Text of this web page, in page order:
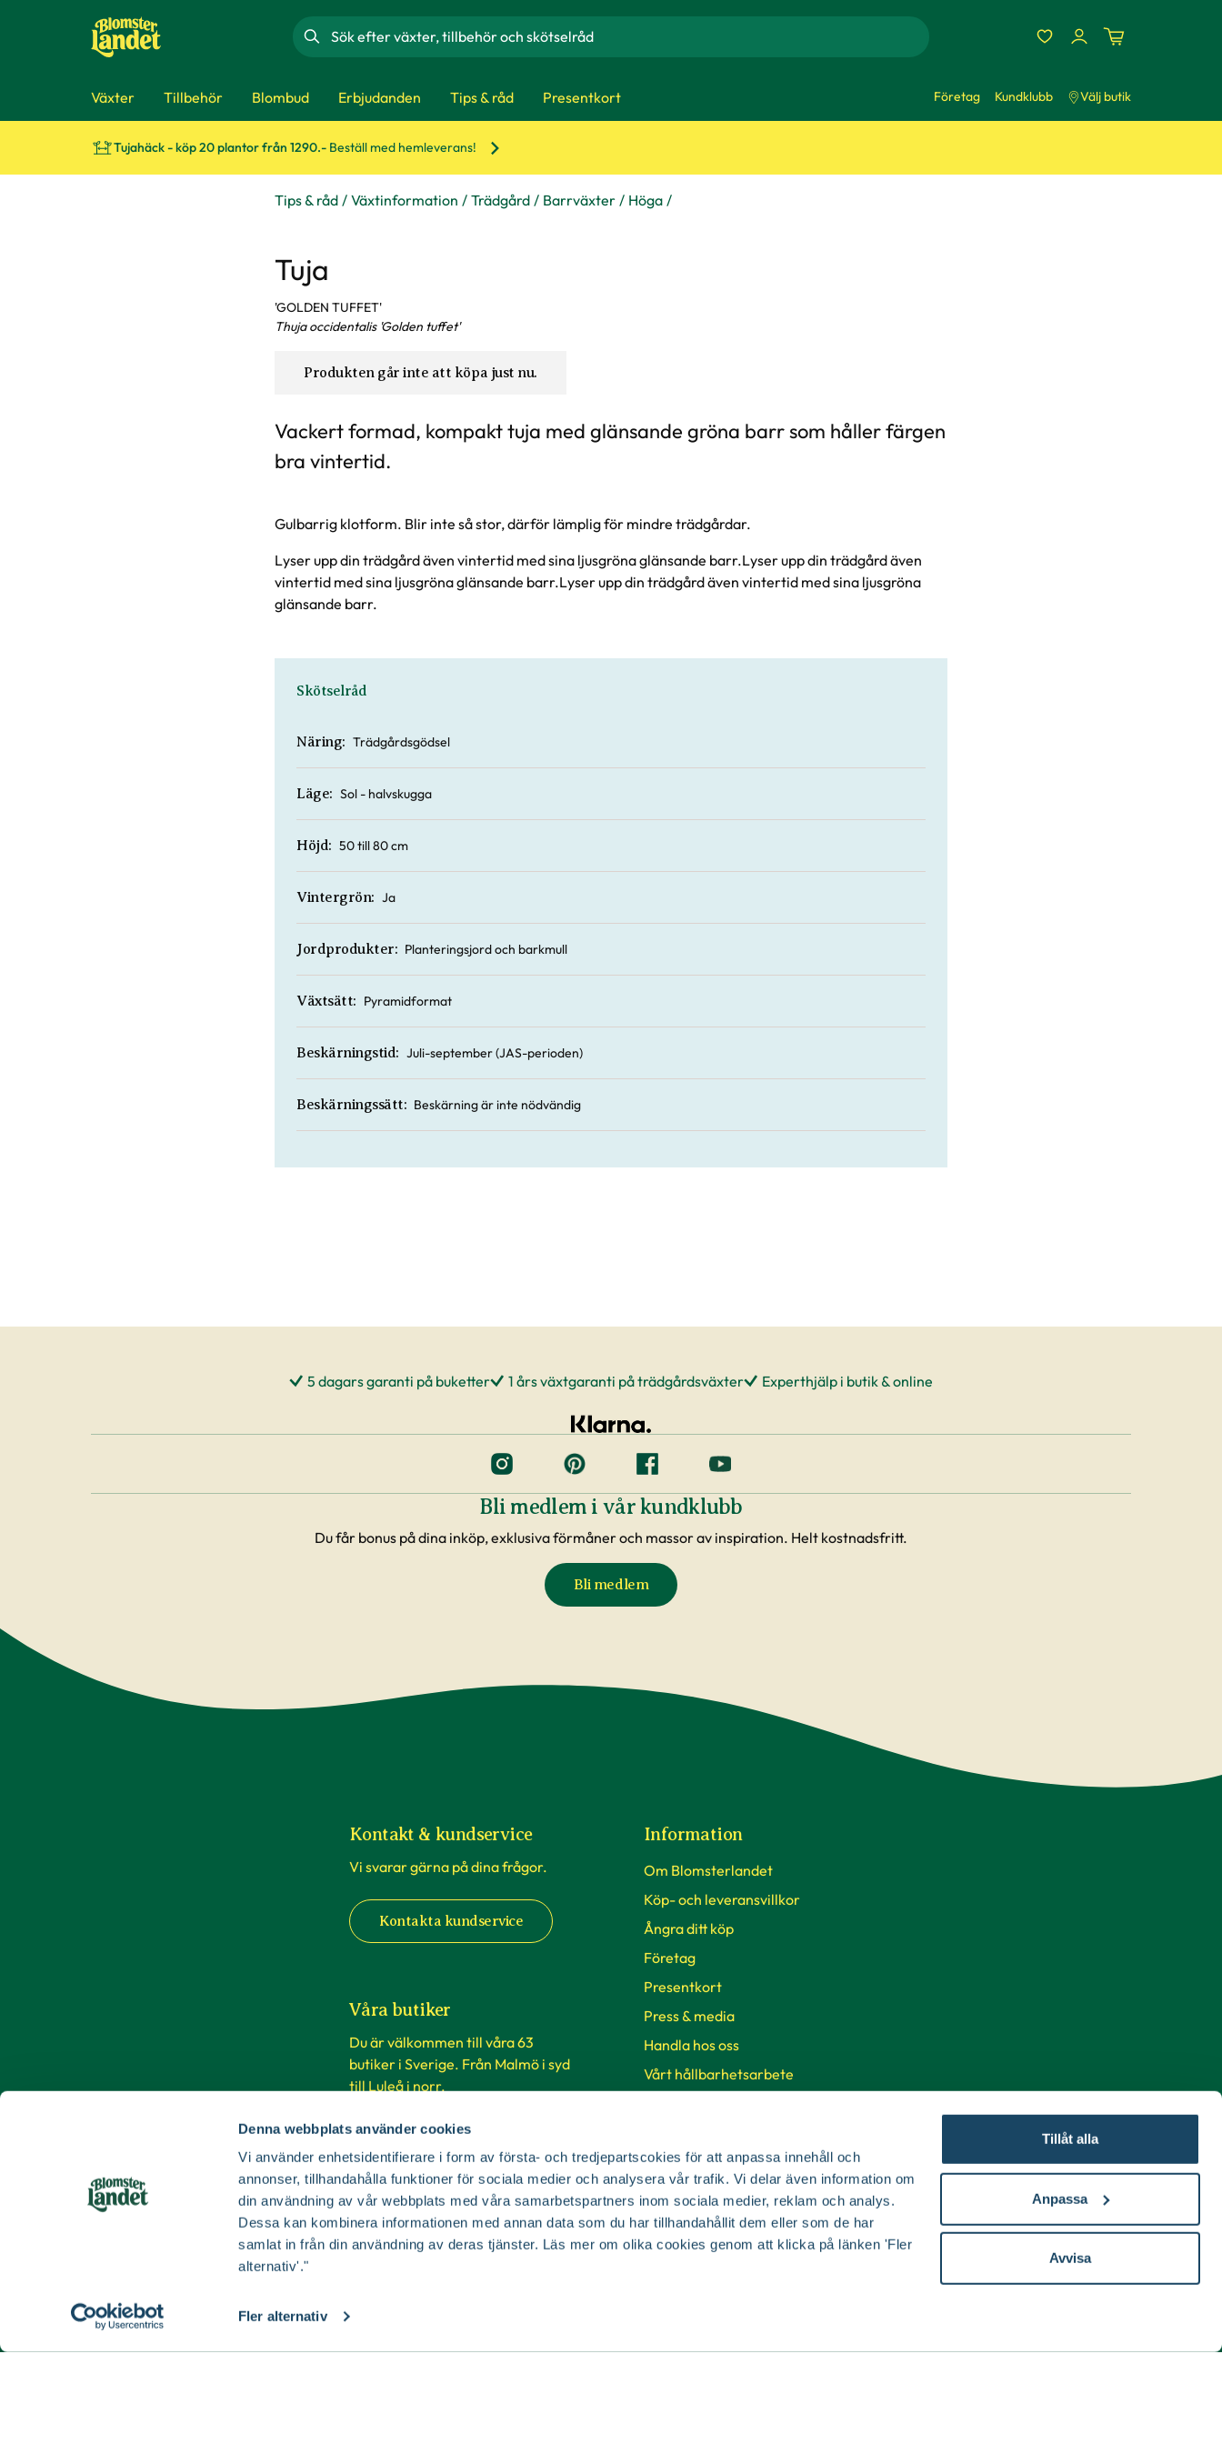
Denna webbplats använder cookies
Vi använder enhetsidentifierare i form av första- och tredjepartscokies för att anpassa innehåll och
annonser, tillhandahålla funktioner för sociala medier och analysera vår trafik. Vi delar även information om
din användning av vår webbplats med våra samarbetspartners inom sociala medier, reklam och analys.
Dessa kan kombinera informationen med annan data som du har tillhandahållit dem eller som de har
samlat in från din användning av deras tjänster. Läs mer om olika cookies genom att klicka på länken 'Fler
alternativ'."
Fler alternativ
Tillåt alla
Anpassa
Avvisa
Sök
Växter Tillbehör Blombud Erbjudanden Tips & råd Presentkort Företag Kundklubb Välj butik
Tujahäck - köp 20 plantor från 1290.- Beställ med hemleverans!
Tips & råd Växtinformation Trädgård Barrväxter Höga
Tuja
'GOLDEN TUFFET'
Thuja occidentalis 'Golden tuffet'
Produkten går inte att köpa just nu.
Vackert formad, kompakt tuja med glänsande gröna barr som håller färgen
bra vintertid.
Gulbarrig klotform. Blir inte så stor, därför lämplig för mindre trädgårdar.
Lyser upp din trädgård även vintertid med sina ljusgröna glänsande barr.Lyser upp din trädgård även
vintertid med sina ljusgröna glänsande barr.Lyser upp din trädgård även vintertid med sina ljusgröna
glänsande barr.
Skötselråd
Näring: Trädgårdsgödsel
Läge: Sol - halvskugga
Höjd: 50 till 80 cm
Vintergrön: Ja
Jordprodukter: Planteringsjord och barkmull
Växtsätt: Pyramidformat
Beskärningstid: Juli-september (JAS-perioden)
Beskärningssätt: Beskärning är inte nödvändig
5 dagars garanti på buketter 1 års växtgaranti på trädgårdsväxter Experthjälp i butik & online
Bli medlem i vår kundklubb
Du får bonus på dina inköp, exklusiva förmåner och massor av inspiration. Helt kostnadsfritt.
Bli medlem
Kontakt & kundservice
Vi svarar gärna på dina frågor.
Kontakta kundservice
Våra butiker
Du är välkommen till våra 63
butiker i Sverige. Från Malmö i syd
till Luleå i norr.
Information
Om Blomsterlandet
Köp- och leveransvillkor
Ångra ditt köp
Företag
Presentkort
Press & media
Handla hos oss
Vårt hållbarhetsarbete
SKUD
Cookie-inställningar